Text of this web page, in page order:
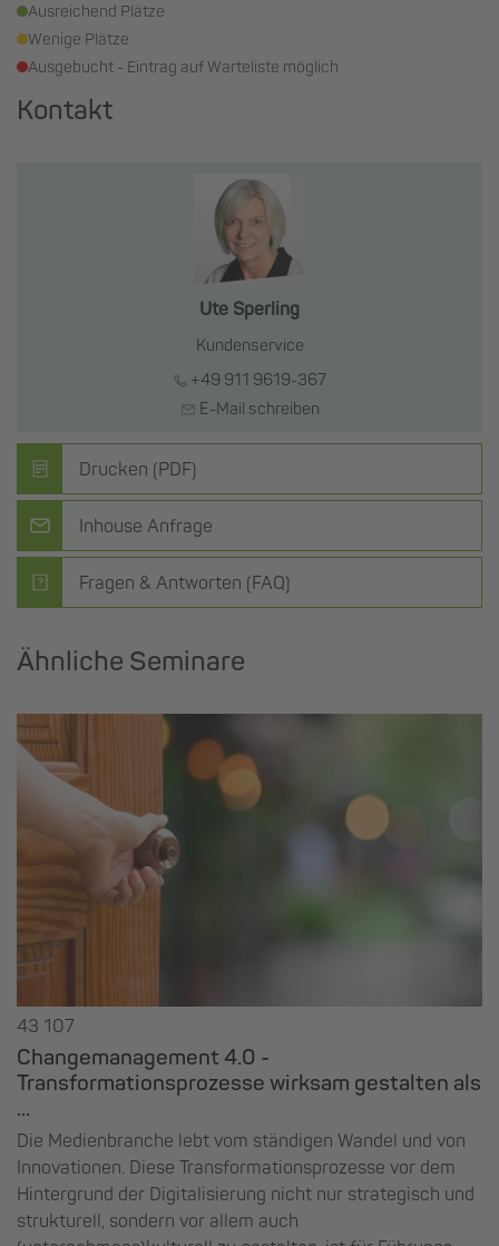
Ausreichend Plätze
Wenige Plätze
Ausgebucht - Eintrag auf Warteliste möglich
Kontakt
Ute Sperling
Kundenservice
+49 911 9619-367
E-Mail schreiben
Drucken (PDF)
Inhouse Anfrage
Fragen & Antworten (FAQ)
Ähnliche Seminare
43 107
Changemanagement 4.0 -
Transformationsprozesse wirksam gestalten als
...
Die Medienbranche lebt vom ständigen Wandel und von
Innovationen. Diese Transformationsprozesse vor dem
Hintergrund der Digitalisierung nicht nur strategisch und
strukturell, sondern vor allem auch